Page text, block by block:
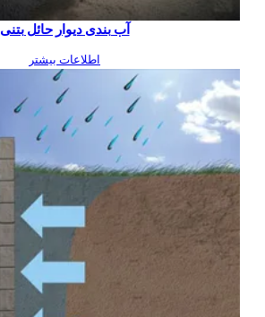
آب بندی دیوار حائل بتنی
اطلاعات بیشتر